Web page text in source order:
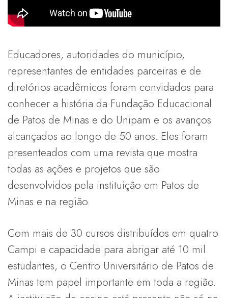
Educadores, autoridades do município,
representantes de entidades parceiras e de
diretórios acadêmicos foram convidados para
conhecer a história da Fundação Educacional
de Patos de Minas e do Unipam e os avanços
alcançados ao longo de 50 anos. Eles foram
presenteados com uma revista que mostra
todas as ações e projetos que são
desenvolvidos pela instituição em Patos de
Minas e na região.
Com mais de 30 cursos distribuídos em quatro
Campi e capacidade para abrigar até 10 mil
estudantes, o Centro Universitário de Patos de
Minas tem papel importante em toda a região.